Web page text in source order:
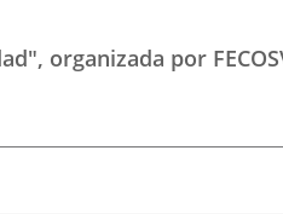
organizada por